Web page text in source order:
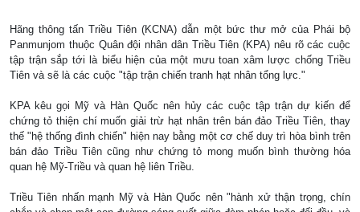
Hãng thông tấn Triều Tiên (KCNA) dẫn một bức thư mở của Phái bộ
Panmunjom thuộc Quân đội nhân dân Triều Tiên (KPA) nêu rõ các cuộc
tập trận sắp tới là biểu hiện của một mưu toan xâm lược chống Triều
Tiên và sẽ là các cuộc "tập trận chiến tranh hạt nhân tổng lực."
KPA kêu gọi Mỹ và Hàn Quốc nên hủy các cuộc tập trận dự kiến để
chứng tỏ thiện chí muốn giải trừ hạt nhân trên bán đảo Triều Tiên, thay
thế "hệ thống đình chiến" hiện nay bằng một cơ chế duy trì hòa bình trên
bán đảo Triều Tiên cũng như chứng tỏ mong muốn bình thường hóa
quan hệ Mỹ-Triều và quan hệ liên Triều.
Triều Tiên nhấn mạnh Mỹ và Hàn Quốc nên "hành xử thận trọng, chín